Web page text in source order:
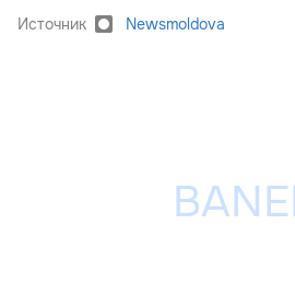
Источник Newsmoldova